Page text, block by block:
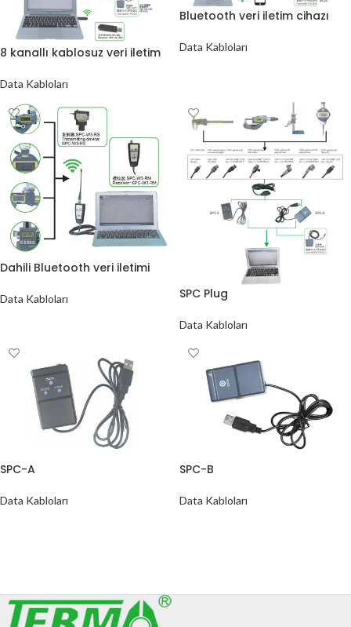
8 kanallı kablosuz veri iletim
Data Kabloları
Bluetooth veri iletim cihazı
Data Kabloları
Dahili Bluetooth veri iletimi
Data Kabloları SPC Plug
Data Kabloları
SPC-A
Data Kabloları
SPC-B
Data Kabloları